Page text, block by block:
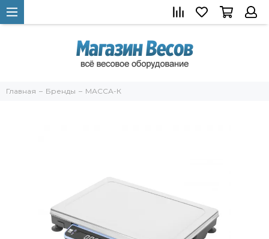
Главная Бренды МАССА-К